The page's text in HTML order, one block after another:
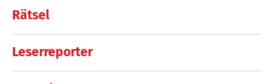
Rätsel
Leserreporter